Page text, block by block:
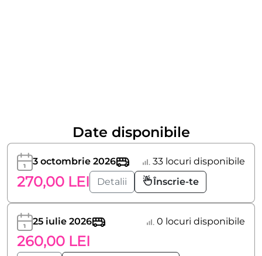
Date disponibile
3 octombrie 2026 33 locuri disponibile
270,00 LEI Detalii Înscrie-te
25 iulie 2026 0 locuri disponibile
260,00 LEI